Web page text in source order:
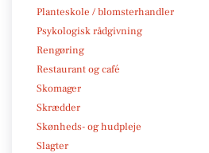
Planteskole / blomsterhandler
Psykologisk rådgivning
Rengøring
Restaurant og café
Skomager
Skrædder
Skønheds- og hudpleje
Slagter